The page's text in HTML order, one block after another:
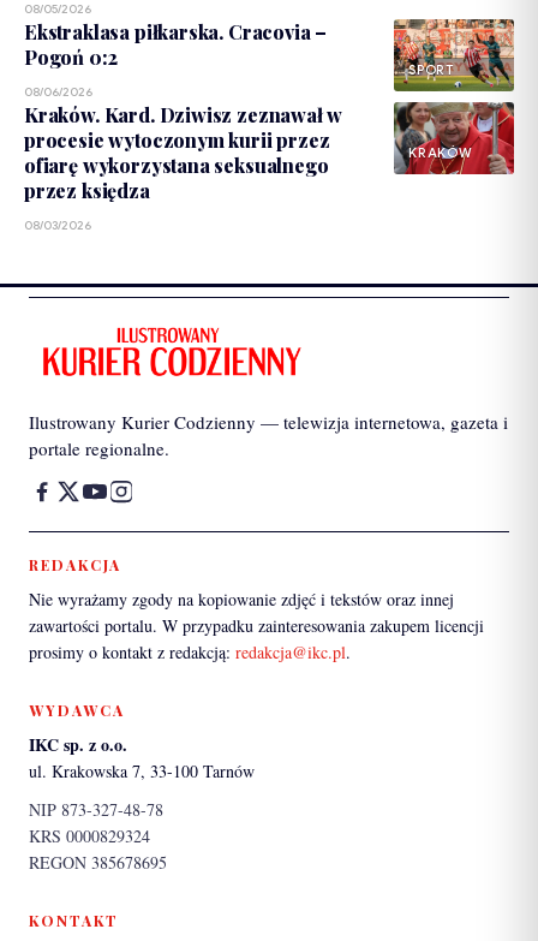
08/05/2026
SPORT
Ekstraklasa piłkarska. Cracovia –
Pogoń 0:2
08/06/2026
KRAKÓW
Kraków. Kard. Dziwisz zeznawał w
procesie wytoczonym kurii przez
ofiarę wykorzystana seksualnego
przez księdza
08/03/2026
Ilustrowany Kurier Codzienny — telewizja internetowa, gazeta i
portale regionalne.
REDAKCJA
Nie wyrażamy zgody na kopiowanie zdjęć i tekstów oraz innej
zawartości portalu. W przypadku zainteresowania zakupem licencji
prosimy o kontakt z redakcją: redakcja@ikc.pl.
WYDAWCA
IKC sp. z o.o.
ul. Krakowska 7, 33-100 Tarnów
NIP 873-327-48-78
KRS 0000829324
REGON 385678695
KONTAKT